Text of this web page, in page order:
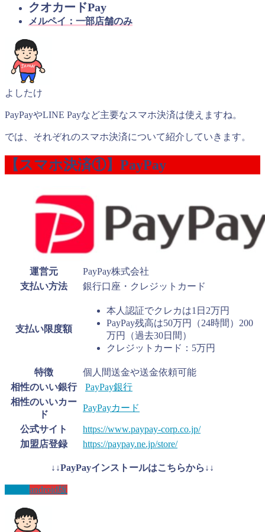
クオカードPay
メルペイ：一部店舗のみ
よしたけ
PayPayやLINE Payなど主要なスマホ決済は使えますね。
では、それぞれのスマホ決済について紹介していきます。
【スマホ決済①】PayPay
運営元
PayPay株式会社
支払い方法
銀行口座・クレジットカード
支払い限度額
本人認証でクレカは1日2万円
PayPay残高は50万円（24時間）200
万円（過去30日間）
クレジットカード：5万円
特徴
個人間送金や送金依頼可能
相性のいい銀行
PayPay銀行
相性のいいカー
ド
PayPayカード
公式サイト
https://www.paypay-corp.co.jp/
加盟店登録
https://paypay.ne.jp/store/
↓↓PayPayインストールはこちらから↓↓
android版